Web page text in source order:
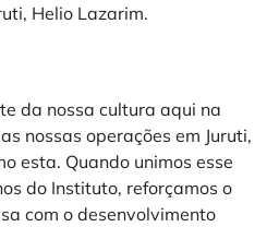
Helio Lazarim.
da nossa cultura aqui na
nossas operações em Juruti,
esta. Quando unimos esse
do Instituto, reforçamos o
com o desenvolvimento